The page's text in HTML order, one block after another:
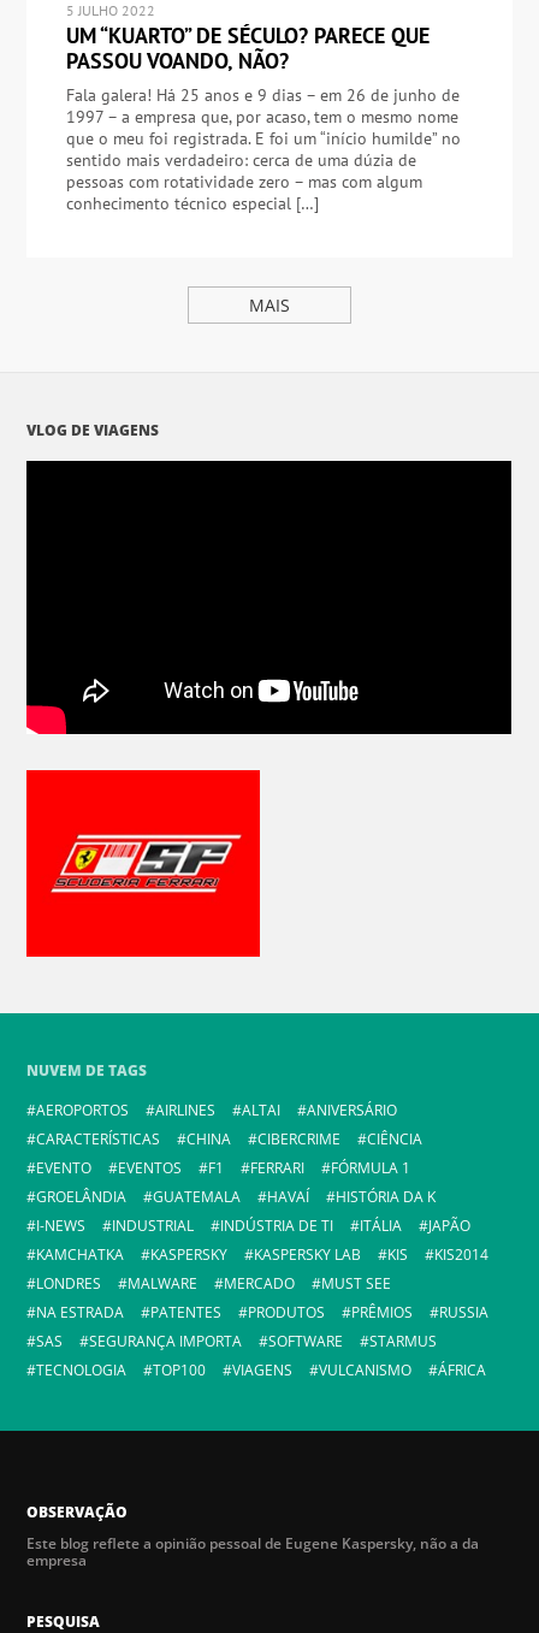
5 JULHO 2022
UM “KUARTO” DE SÉCULO? PARECE QUE
PASSOU VOANDO, NÃO?
Fala galera! Há 25 anos e 9 dias – em 26 de junho de
1997 – a empresa que, por acaso, tem o mesmo nome
que o meu foi registrada. E foi um “início humilde” no
sentido mais verdadeiro: cerca de uma dúzia de
pessoas com rotatividade zero – mas com algum
conhecimento técnico especial […]
MAIS
VLOG DE VIAGENS
NUVEM DE TAGS
AEROPORTOS
AIRLINES ALTAI
ANIVERSÁRIO
CARACTERÍSTICAS
CHINA CIBERCRIME
CIÊNCIA
EVENTO
EVENTOS F1 FERRARI
FÓRMULA 1
GROELÂNDIA
GUATEMALA HAVAÍ
HISTÓRIA DA K
I-NEWS
INDUSTRIAL INDÚSTRIA DE TI ITÁLIA
JAPÃO
KAMCHATKA
KASPERSKY KASPERSKY LAB KIS
KIS2014
LONDRES
MALWARE MERCADO
MUST SEE
NA ESTRADA
PATENTES PRODUTOS PRÊMIOS
RUSSIA
SAS
SEGURANÇA IMPORTA SOFTWARE
STARMUS
TECNOLOGIA
TOP100 VIAGENS VULCANISMO ÁFRICA
OBSERVAÇÃO
Este blog reflete a opinião pessoal de Eugene Kaspersky, não a da
empresa
PESQUISA